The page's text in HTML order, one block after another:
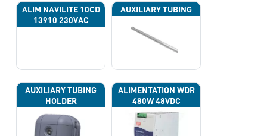
ALIM NAVILITE 10CD
13910 230VAC
AUXILIARY TUBING
AUXILIARY TUBING
HOLDER
ALIMENTATION WDR
480W 48VDC